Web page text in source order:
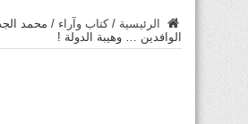
الرئيسية / كتاب وآراء / محمد
الوافدين … وهيبة الدولة !